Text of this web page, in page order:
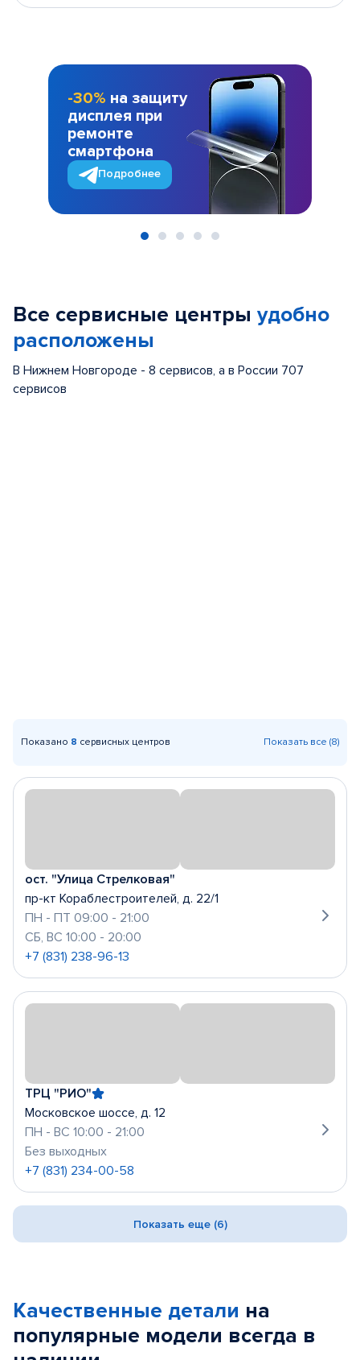
-30% на защиту
дисплея при
ремонте
смартфона
Подробнее
Все сервисные центры удобно
расположены
В Нижнем Новгороде - 8 сервисов, а в России 707
сервисов
Показано 8 сервисных центров Показать все (8)
ост. "Улица Стрелковая"
пр-кт Кораблестроителей, д. 22/1
ПН - ПТ 09:00 - 21:00
СБ, ВС 10:00 - 20:00
+7 (831) 238-96-13
ТРЦ "РИО"
Московское шоссе, д. 12
ПН - ВС 10:00 - 21:00
Без выходных
+7 (831) 234-00-58
Показать еще (6)
Качественные детали на
популярные модели всегда в